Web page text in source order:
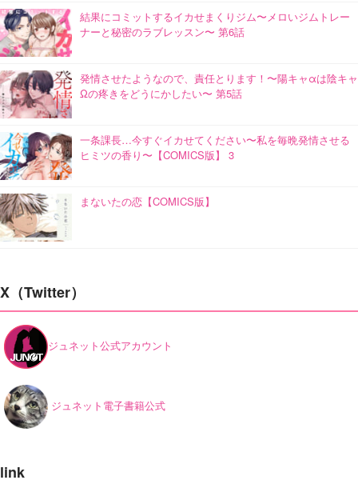
結果にコミットするイカせまくりジム〜メロいジムトレー
ナーと秘密のラブレッスン〜 第6話
発情させたようなので、責任とります！〜陽キャαは陰キャ
Ωの疼きをどうにかしたい〜 第5話
一条課長…今すぐイカせてください〜私を毎晩発情させる
ヒミツの香り〜【COMICS版】 3
まないたの恋【COMICS版】
X（Twitter）
ジュネット公式アカウント
ジュネット電子書籍公式
link